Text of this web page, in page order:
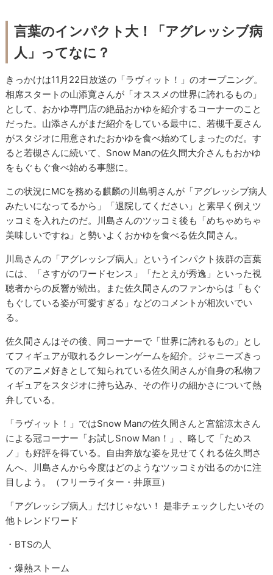
言葉のインパクト大！「アグレッシブ病
人」ってなに？
きっかけは11月22日放送の「ラヴィット！」のオープニング。
相席スタートの山添寛さんが「オススメの世界に誇れるもの」
として、おかゆ専門店の絶品おかゆを紹介するコーナーのこと
だった。山添さんがまだ紹介をしている最中に、若槻千夏さん
がスタジオに用意されたおかゆを食べ始めてしまったのだ。す
ると若槻さんに続いて、Snow Manの佐久間大介さんもおかゆ
をもぐもぐ食べ始める事態に。
この状況にMCを務める麒麟の川島明さんが「アグレッシブ病人
みたいになってるから」「退院してください」と素早く例えツ
ッコミを入れたのだ。川島さんのツッコミ後も「めちゃめちゃ
美味しいですね」と勢いよくおかゆを食べる佐久間さん。
川島さんの「アグレッシブ病人」というインパクト抜群の言葉
には、「さすがのワードセンス」「たとえが秀逸」といった視
聴者からの反響が続出。また佐久間さんのファンからは「もぐ
もぐしている姿が可愛すぎる」などのコメントが相次いでい
る。
佐久間さんはその後、同コーナーで「世界に誇れるもの」とし
てフィギュアが取れるクレーンゲームを紹介。ジャニーズきっ
てのアニメ好きとして知られている佐久間さんが自身の私物フ
ィギュアをスタジオに持ち込み、その作りの細かさについて熱
弁している。
「ラヴィット！」ではSnow Manの佐久間さんと宮舘涼太さん
による冠コーナー「お試しSnow Man！」、略して「ためス
ノ」も好評を得ている。自由奔放な姿を見せてくれる佐久間さ
んへ、川島さんから今度はどのようなツッコミが出るのかに注
目しよう。（フリーライター・井原亘）
「アグレッシブ病人」だけじゃない！ 是非チェックしたいその
他トレンドワード
・BTSの人
・爆熱ストーム